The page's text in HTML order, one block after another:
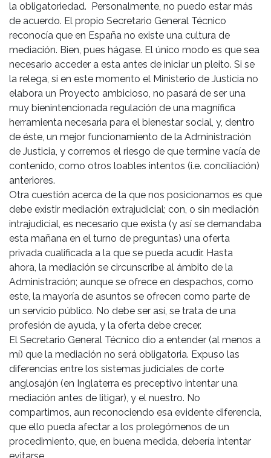
la obligatoriedad. Personalmente, no puedo estar más
de acuerdo. El propio Secretario General Técnico
reconocía que en España no existe una cultura de
mediación. Bien, pues hágase. El único modo es que sea
necesario acceder a esta antes de iniciar un pleito. Si se
la relega, si en este momento el Ministerio de Justicia no
elabora un Proyecto ambicioso, no pasará de ser una
muy bienintencionada regulación de una magnífica
herramienta necesaria para el bienestar social, y, dentro
de éste, un mejor funcionamiento de la Administración
de Justicia, y corremos el riesgo de que termine vacía de
contenido, como otros loables intentos (i.e. conciliación)
anteriores.
Otra cuestión acerca de la que nos posicionamos es que
debe existir mediación extrajudicial; con, o sin mediación
intrajudicial, es necesario que exista (y así se demandaba
esta mañana en el turno de preguntas) una oferta
privada cualificada a la que se pueda acudir. Hasta
ahora, la mediación se circunscribe al ámbito de la
Administración; aunque se ofrece en despachos, como
este, la mayoría de asuntos se ofrecen como parte de
un servicio público. No debe ser así, se trata de una
profesión de ayuda, y la oferta debe crecer.
El Secretario General Técnico dio a entender (al menos a
mí) que la mediación no será obligatoria. Expuso las
diferencias entre los sistemas judiciales de corte
anglosajón (en Inglaterra es preceptivo intentar una
mediación antes de litigar), y el nuestro. No
compartimos, aun reconociendo esa evidente diferencia,
que ello pueda afectar a los prolegómenos de un
procedimiento, que, en buena medida, debería intentar